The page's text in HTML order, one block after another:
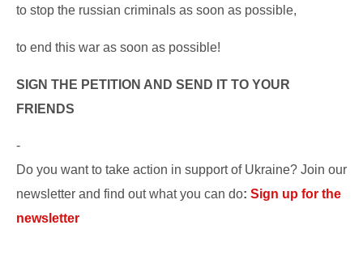
to stop the russian criminals as soon as possible,
to end this war as soon as possible!
SIGN THE PETITION AND SEND IT TO YOUR
FRIENDS
-
Do you want to take action in support of Ukraine? Join our
newsletter and find out what you can do: Sign up for the
newsletter